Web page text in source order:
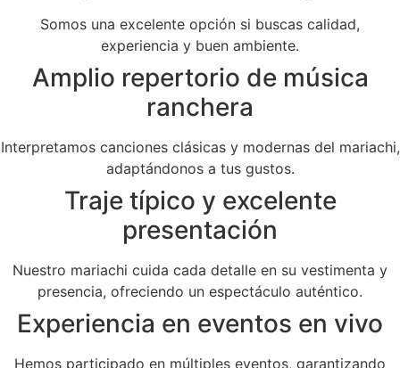
Somos una excelente opción si buscas calidad,
experiencia y buen ambiente.
Amplio repertorio de música
ranchera
Interpretamos canciones clásicas y modernas del mariachi,
adaptándonos a tus gustos.
Traje típico y excelente
presentación
Nuestro mariachi cuida cada detalle en su vestimenta y
presencia, ofreciendo un espectáculo auténtico.
Experiencia en eventos en vivo
Hemos participado en múltiples eventos, garantizando